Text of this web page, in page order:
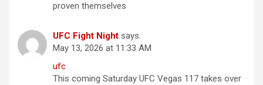
proven themselves
UFC Fight Night says:
May 13, 2026 at 11:33 AM
ufc
This coming Saturday UFC Vegas 117 takes over